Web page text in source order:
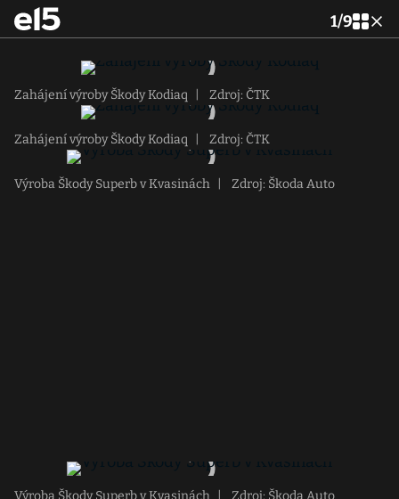
1/9
Zahájení výroby Škody Kodiaq Zdroj: ČTK
Zahájení výroby Škody Kodiaq Zdroj: ČTK
Výroba Škody Superb v Kvasinách Zdroj: Škoda Auto
Výroba Škody Superb v Kvasinách Zdroj: Škoda Auto